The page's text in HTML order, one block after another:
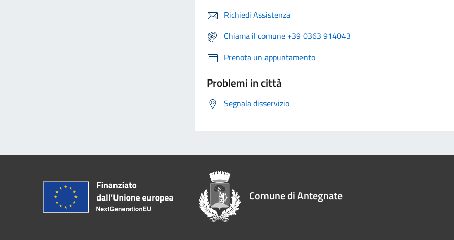
Richiedi Assistenza
Chiama il comune +39 0363 914043
Prenota un appuntamento
Problemi in città
Segnala disservizio
Comune di Antegnate